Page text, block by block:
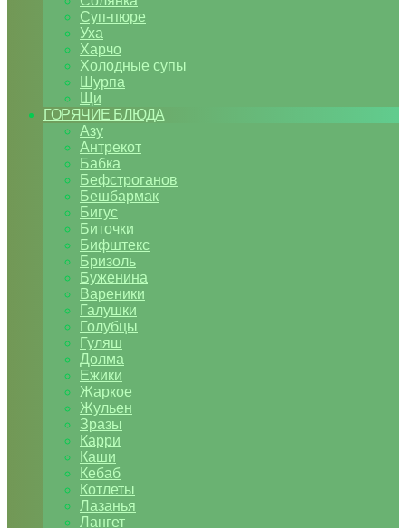
Суп-пюре
Уха
Харчо
Холодные супы
Шурпа
Щи
ГОРЯЧИЕ БЛЮДА
Азу
Антрекот
Бабка
Бефстроганов
Бешбармак
Бигус
Биточки
Бифштекс
Бризоль
Буженина
Вареники
Галушки
Голубцы
Гуляш
Долма
Ежики
Жаркое
Жульен
Зразы
Карри
Каши
Кебаб
Котлеты
Лазанья
Лангет